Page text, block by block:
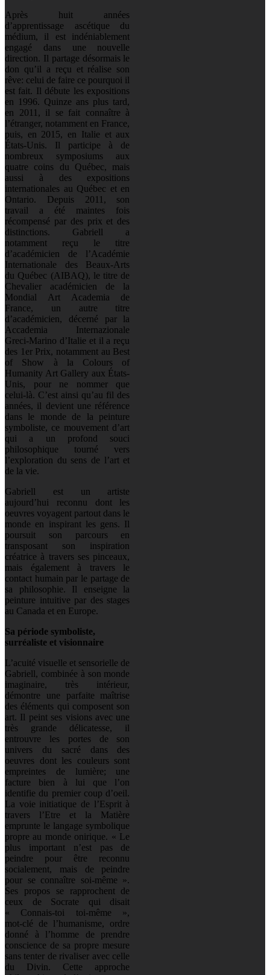
Après huit années
d’apprentissage ascétique du
médium, il est indéniablement
engagé dans une nouvelle
direction. Il partage désormais le
don qu’il a reçu et réalise son
rêve: celui de faire ce pourquoi il
est fait. Il débute les expositions
en 1996. Quinze ans plus tard,
en 2011, il se fait connaître à
l’étranger, notamment en France,
puis, en 2015, en Italie et aux
États-Unis. Il participe à de
nombreux symposiums aux
quatre coins du Québec, mais
aussi à des expositions
internationales au Québec et en
Ontario. Depuis 2011, son
travail a été maintes fois
récompensé par des prix et des
distinctions. Gabriell a
notamment reçu le titre
d’académicien de l’Académie
Internationale des Beaux-Arts
du Québec (AIBAQ), le titre de
Chevalier académicien de la
Mondial Art Academia de
France, un autre titre
d’académicien, décerné par la
Accademia Internazionale
Greci-Marino d’Italie et il a reçu
des 1er Prix, notamment au Best
of Show à la Colours of
Humanity Art Gallery aux États-
Unis, pour ne nommer que
celui-là. C’est ainsi qu’au fil des
années, il devient une référence
dans le monde de la peinture
symboliste, ce mouvement d’art
qui a un profond souci
philosophique tourné vers
l’exploration du sens de l’art et
de la vie.
Gabriell est un artiste
aujourd’hui reconnu dont les
oeuvres voyagent partout dans le
monde en inspirant les gens. Il
poursuit son parcours en
transposant son inspiration
créatrice à travers ses pinceaux,
mais également à travers le
contact humain par le partage de
sa philosophie. Il enseigne la
peinture intuitive par des stages
au Canada et en Europe.
Sa période symboliste,
surréaliste et visionnaire
L’acuité visuelle et sensorielle de
Gabriell, combinée à son monde
imaginaire, très intérieur,
démontre une parfaite maîtrise
des éléments qui composent son
art. Il peint ses visions avec une
très grande délicatesse, il
entrouvre les portes de son
univers du sacré dans des
oeuvres dont les couleurs sont
empreintes de lumière; une
facture bien à lui que l’on
identifie du premier coup d’oeil.
La voie initiatique de l’Esprit à
travers l’Etre et la Matière
emprunte le langage symbolique
propre au monde onirique. « Le
plus important n’est pas de
peindre pour être reconnu
socialement, mais de peindre
pour se connaître soi-même ».
Ses propos se rapprochent de
ceux de Socrate qui disait
« Connais-toi toi-même »,
mot‑clé de l’humanisme, ordre
donné à l’homme de prendre
conscience de sa propre mesure
sans tenter de rivaliser avec celle
du Divin. Cette approche